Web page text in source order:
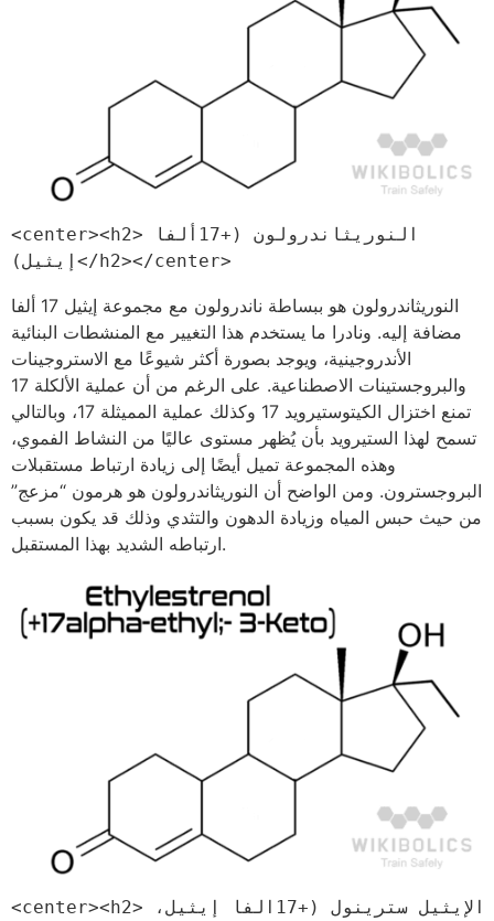
<center><h2>النوريثاندرولون (+17ألفا
إيثيل)</h2></center>
النوريثاندرولون هو ببساطة ناندرولون مع مجموعة إيثيل 17 ألفا
مضافة إليه. ونادرا ما يستخدم هذا التغيير مع المنشطات البنائية
الأندروجينية، ويوجد بصورة أكثر شيوعًا مع الاستروجينات
والبروجستينات الاصطناعية. على الرغم من أن عملية الألكلة 17
تمنع اختزال الكيتوستيرويد 17 وكذلك عملية المميثلة 17، وبالتالي
تسمح لهذا الستيرويد بأن يُظهر مستوى عاليًا من النشاط الفموي،
وهذه المجموعة تميل أيضًا إلى زيادة ارتباط مستقبلات
البروجسترون. ومن الواضح أن النوريثاندرولون هو هرمون “مزعج”
من حيث حبس المياه وزيادة الدهون والتثدي وذلك قد يكون بسبب
ارتباطه الشديد بهذا المستقبل.
<center><h2>الإيثيل سترينول (+17الفا إيثيل،